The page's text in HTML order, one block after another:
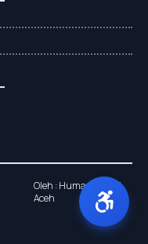
Oleh : Humas Kanwil
Aceh